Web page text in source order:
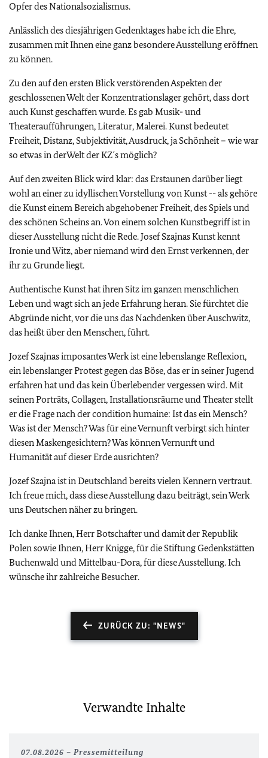
Opfer des Nationalsozialismus.
Anlässlich des diesjährigen Gedenktages habe ich die Ehre,
zusammen mit Ihnen eine ganz besondere Ausstellung eröffnen
zu können.
Zu den auf den ersten Blick verstörenden Aspekten der
geschlossenen Welt der Konzentrationslager gehört, dass dort
auch Kunst geschaffen wurde. Es gab Musik- und
Theateraufführungen, Literatur, Malerei. Kunst bedeutet
Freiheit, Distanz, Subjektivität, Ausdruck, ja Schönheit – wie war
so etwas in derWelt der KZ´s möglich?
Auf den zweiten Blick wird klar: das Erstaunen darüber liegt
wohl an einer zu idyllischen Vorstellung von Kunst -- als gehöre
die Kunst einem Bereich abgehobener Freiheit, des Spiels und
des schönen Scheins an. Von einem solchen Kunstbegriff ist in
dieser Ausstellung nicht die Rede. Josef Szajnas Kunst kennt
Ironie und Witz, aber niemand wird den Ernst verkennen, der
ihr zu Grunde liegt.
Authentische Kunst hat ihren Sitz im ganzen menschlichen
Leben und wagt sich an jede Erfahrung heran. Sie fürchtet die
Abgründe nicht, vor die uns das Nachdenken über Auschwitz,
das heißt über den Menschen, führt.
Jozef Szajnas imposantes Werk ist eine lebenslange Reflexion,
ein lebenslanger Protest gegen das Böse, das er in seiner Jugend
erfahren hat und das kein Überlebender vergessen wird. Mit
seinen Porträts, Collagen, Installationsräume und Theater stellt
er die Frage nach der condition humaine: Ist das ein Mensch?
Was ist der Mensch? Was für eine Vernunft verbirgt sich hinter
diesen Maskengesichtern? Was können Vernunft und
Humanität auf dieser Erde ausrichten?
Jozef Szajna ist in Deutschland bereits vielen Kennern vertraut.
Ich freue mich, dass diese Ausstellung dazu beiträgt, sein Werk
uns Deutschen näher zu bringen.
Ich danke Ihnen, Herr Botschafter und damit der Republik
Polen sowie Ihnen, Herr Knigge, für die Stiftung Gedenkstätten
Buchenwald und Mittelbau-Dora, für diese Ausstellung. Ich
wünsche ihr zahlreiche Besucher.
ZURÜCK ZU: "NEWS"
Verwandte Inhalte
07.08.2026 Pressemitteilung